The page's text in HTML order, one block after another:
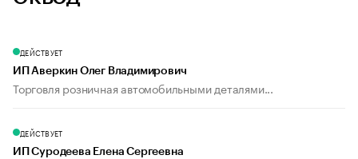
ДЕЙСТВУЕТ
ИП Аверкин Олег Владимирович
Торговля розничная автомобильными деталями...
ДЕЙСТВУЕТ
ИП Суродеева Елена Сергеевна